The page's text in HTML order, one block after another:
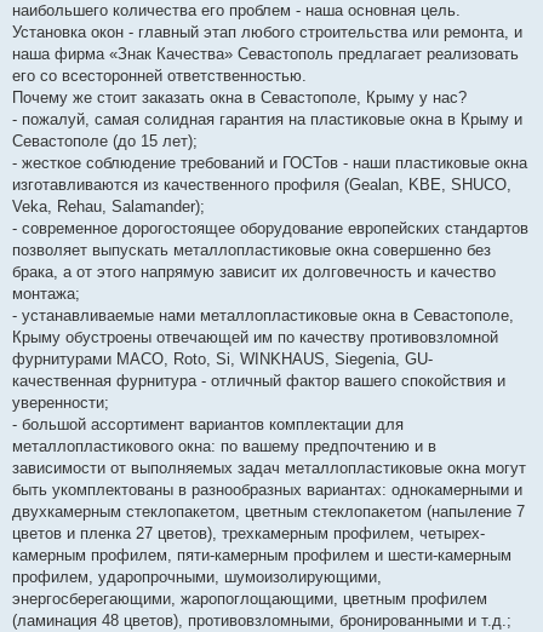
наибольшего количества его проблем - наша основная цель.
Установка окон - главный этап любого строительства или ремонта, и
наша фирма «Знак Качества» Севастополь предлагает реализовать
его со всесторонней ответственностью.
Почему же стоит заказать окна в Севастополе, Крыму у нас?
- пожалуй, самая солидная гарантия на пластиковые окна в Крыму и
Севастополе (до 15 лет);
- жесткое соблюдение требований и ГОСТов - наши пластиковые окна
изготавливаются из качественного профиля (Gealan, KBE, SHUCO,
Veka, Rehau, Salamander);
- современное дорогостоящее оборудование европейских стандартов
позволяет выпускать металлопластиковые окна совершенно без
брака, а от этого напрямую зависит их долговечность и качество
монтажа;
- устанавливаемые нами металлопластиковые окна в Севастополе,
Крыму обустроены отвечающей им по качеству противовзломной
фурнитурами MACO, Roto, Si, WINKHAUS, Siegenia, GU-
качественная фурнитура - отличный фактор вашего спокойствия и
уверенности;
- большой ассортимент вариантов комплектации для
металлопластикового окна: по вашему предпочтению и в
зависимости от выполняемых задач металлопластиковые окна могут
быть укомплектованы в разнообразных вариантах: однокамерными и
двухкамерным стеклопакетом, цветным стеклопакетом (напыление 7
цветов и пленка 27 цветов), трехкамерным профилем, четырех-
камерным профилем, пяти-камерным профилем и шести-камерным
профилем, ударопрочными, шумоизолирующими,
энергосберегающими, жаропоглощающими, цветным профилем
(ламинация 48 цветов), противовзломными, бронированными и т.д.;